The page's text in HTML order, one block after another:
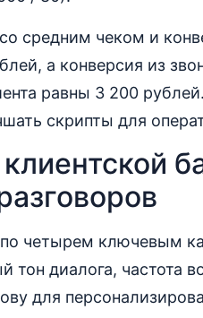
средним чеком и
а конверсия из
равны 3 200
скрипты для
четырем ключевым
тон диалога, частота
для